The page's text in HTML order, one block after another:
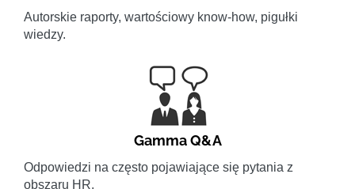
Autorskie raporty, wartościowy know-how, pigułki
wiedzy.
Gamma Q&A
Odpowiedzi na często pojawiające się pytania z
obszaru HR.